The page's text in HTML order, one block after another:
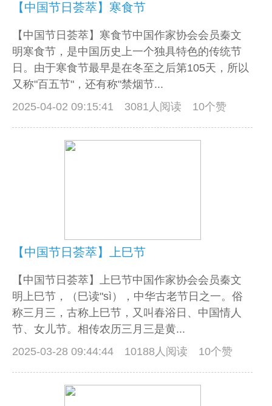
【中国节日荟萃】寒食节
【中国节日荟萃】寒食节中国作家协会会员秦文
明寒食节，是中国历史上一个独具特色的传统节
日。由于寒食节最早是在冬至之后第105天，所以
又称"百五节"，还有称"禁烟节...
2025-04-02 09:15:41
3081人阅读 10个赞
【中国节日荟萃】上巳节
【中国节日荟萃】上巳节中国作家协会会员秦文
明上巳节，（巳读"sì），中华古老节日之一。俗
称三月三，古称上巳节，又叫春浴日、中国情人
节、女儿节。相传农历三月三是黄...
2025-03-28 09:44:44
10188人阅读 10个赞